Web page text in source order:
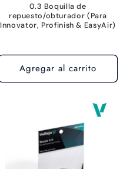
0.3 Boquilla de
repuesto/obturador (Para
Innovator, Profinish & EasyAir)
Agregar al carrito